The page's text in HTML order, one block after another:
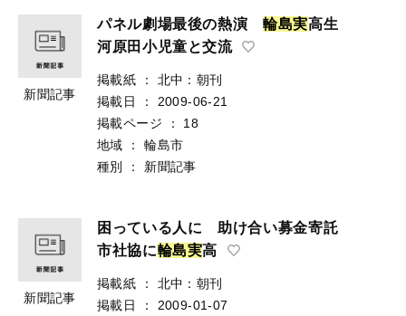
新聞記事
パネル劇場最後の熱演輪島実高生
河原田小児童と交流
掲載紙 ：
北中：朝刊
掲載日
：
2009-06-21
掲載ページ
：
18
地域
：
輪島市
種別
： 新聞記事
新聞記事
困っている人に 助け合い募金寄託
市社協に輪島実高
掲載紙 ：
北中：朝刊
掲載日
：
2009-01-07